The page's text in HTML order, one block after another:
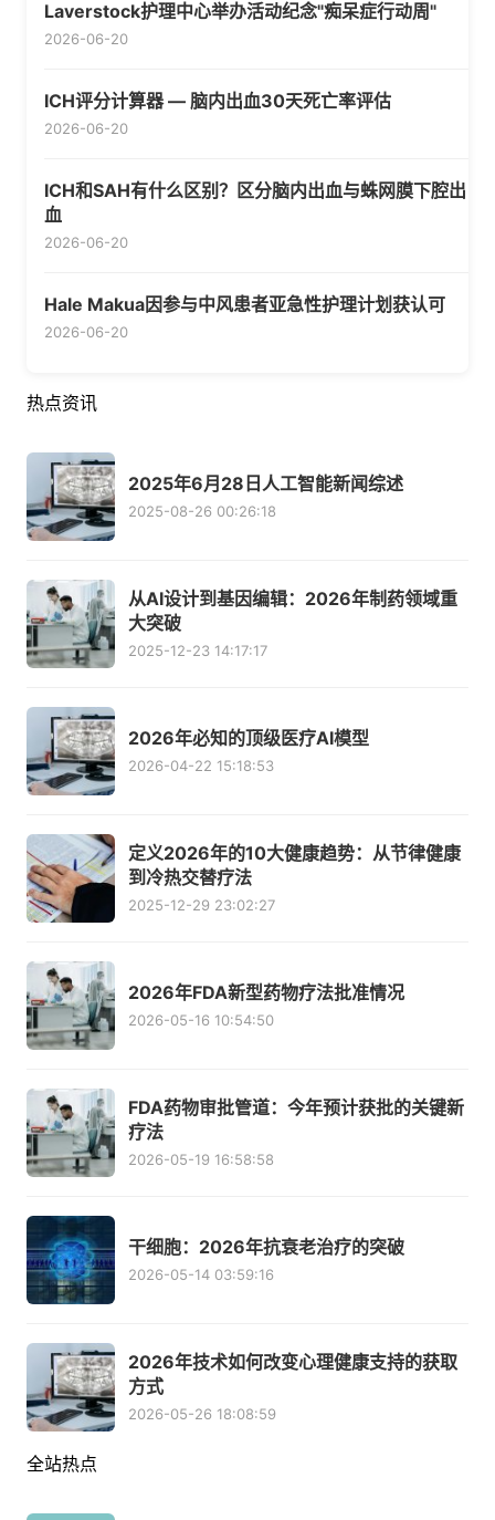
Laverstock护理中心举办活动纪念"痴呆症行动周"
2026-06-20
ICH评分计算器 — 脑内出血30天死亡率评估
2026-06-20
ICH和SAH有什么区别？区分脑内出血与蛛网膜下腔出
血
2026-06-20
Hale Makua因参与中风患者亚急性护理计划获认可
2026-06-20
热点资讯
2025年6月28日人工智能新闻综述
2025-08-26 00:26:18
从AI设计到基因编辑：2026年制药领域重
大突破
2025-12-23 14:17:17
2026年必知的顶级医疗AI模型
2026-04-22 15:18:53
定义2026年的10大健康趋势：从节律健康
到冷热交替疗法
2025-12-29 23:02:27
2026年FDA新型药物疗法批准情况
2026-05-16 10:54:50
FDA药物审批管道：今年预计获批的关键新
疗法
2026-05-19 16:58:58
干细胞：2026年抗衰老治疗的突破
2026-05-14 03:59:16
2026年技术如何改变心理健康支持的获取
方式
2026-05-26 18:08:59
全站热点